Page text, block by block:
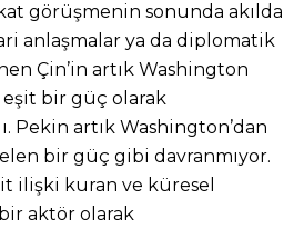
görüşmenin sonunda akılda
anlaşmalar ya da diplomatik
Çin’in artık Washington
eşit bir güç olarak
Pekin artık Washington’dan
bir güç gibi davranmıyor.
ilişki kuran ve küresel
aktör olarak